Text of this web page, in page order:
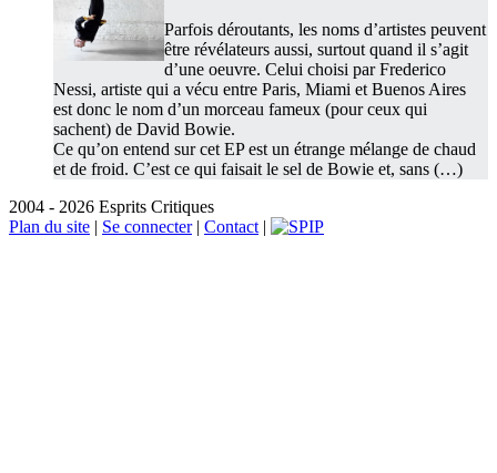
Parfois déroutants, les noms d’artistes peuvent
être révélateurs aussi, surtout quand il s’agit
d’une oeuvre. Celui choisi par Frederico
Nessi, artiste qui a vécu entre Paris, Miami et Buenos Aires
est donc le nom d’un morceau fameux (pour ceux qui
sachent) de David Bowie.
Ce qu’on entend sur cet EP est un étrange mélange de chaud
et de froid. C’est ce qui faisait le sel de Bowie et, sans (…)
2004 - 2026 Esprits Critiques
Plan du site | Se connecter| Contact |